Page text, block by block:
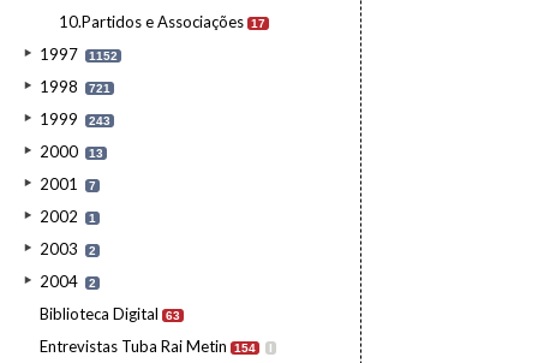
10.Partidos e Associações 17
1997 1152
1998 721
1999 243
2000 13
2001 7
2002 1
2003 2
2004 2
Biblioteca Digital 63
Entrevistas Tuba Rai Metin 154 I